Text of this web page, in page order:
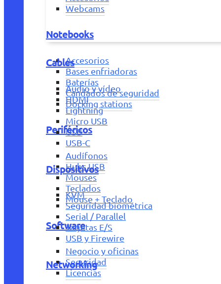
Webcams
Notebooks
Accesorios
Bases enfriadoras
Baterías
Candados de seguridad
Docking stations
Periféricos
Audífonos
Hubs USB
Mouses
Teclados
Mouse + Teclado
Software
Negocio y oficinas
Seguridad
Licencias
Cables
Audio y vídeo
HDMI
Lightning
Micro USB
USB
USB-C
Dispositivos
KVM
Seguridad biométrica
Serial / Parallel
Tarjetas E/S
USB y Firewire
Networking